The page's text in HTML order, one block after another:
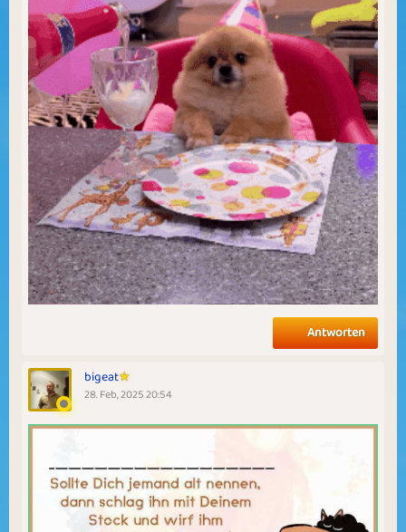
Antworten
bigeat
28. Feb, 2025 20:54